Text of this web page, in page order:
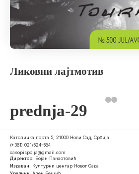
Ликовни лајтмотив
prednja-29
Католичка порта 5, 21000 Нови Сад, Србија
(+381) 021/524-584
casopispolja@gmail.com
Директор: Бојан Панаотовић
Издавач: Културни центар Новог Сада